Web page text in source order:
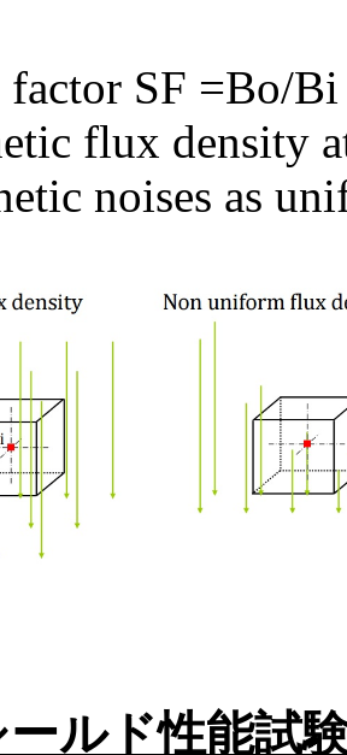
SF =Bo/Bi
flux density
noises as
ルド性能試